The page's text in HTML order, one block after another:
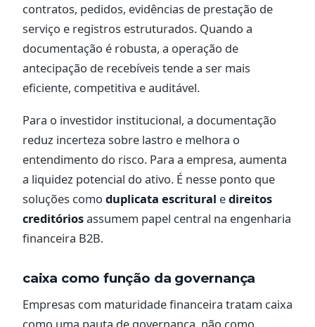
contratos, pedidos, evidências de prestação de
serviço e registros estruturados. Quando a
documentação é robusta, a operação de
antecipação de recebíveis tende a ser mais
eficiente, competitiva e auditável.
Para o investidor institucional, a documentação
reduz incerteza sobre lastro e melhora o
entendimento do risco. Para a empresa, aumenta
a liquidez potencial do ativo. É nesse ponto que
soluções como duplicata escritural edireitos
creditóriosassumem papel central na engenharia
financeira B2B.
caixa como função da governança
Empresas com maturidade financeira tratam caixa